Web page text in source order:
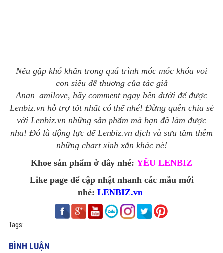
Nếu gặp khó khăn trong quá trình móc móc khóa voi
con siêu dễ thương của tác giả
Anan_amilove, hãy comment ngay bên dưới để được
Lenbiz.vn hỗ trợ tốt nhất có thể nhé! Đừng quên chia sẻ
với Lenbiz.vn những sản phẩm mà bạn đã làm được
nha! Đó là động lực để Lenbiz.vn dịch và sưu tầm thêm
những chart xinh xắn khác nè!
Khoe sản phẩm ở đây nhé: YÊU LENBIZ
Like page để cập nhật nhanh các mẫu mới
nhé: LENBIZ.vn
Tags:
BÌNH LUẬN